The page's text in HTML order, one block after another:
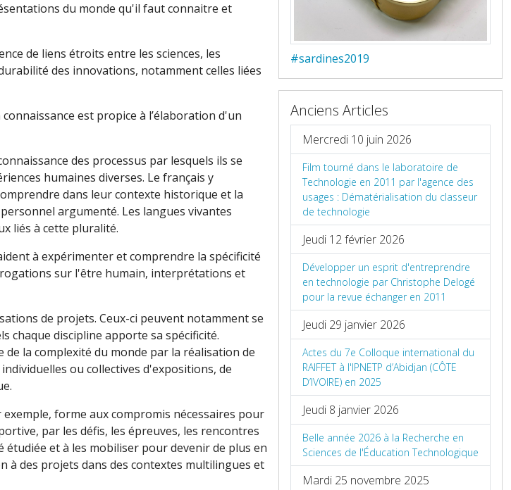
du monde qu'il faut connaitre et
de liens étroits entre les sciences, les
des innovations, notamment celles liées
est propice à l’élaboration d'un
des processus par lesquels ils se
humaines diverses. Le français y
dans leur contexte historique et la
argumenté. Les langues vivantes
liés à cette pluralité.
à expérimenter et comprendre la spécificité
sur l'être humain, interprétations et
de projets. Ceux-ci peuvent notamment se
chaque discipline apporte sa spécificité.
la complexité du monde par la réalisation de
ou collectives d'expositions, de
forme aux compromis nécessaires pour
par les défis, les épreuves, les rencontres
et à les mobiliser pour devenir de plus en
à des projets dans des contextes multilingues et
#sardines2019
Anciens Articles
Mercredi 10 juin 2026
Film tourné dans le laboratoire de
Technologie en 2011 par l'agence des
usages : Dématérialisation du classeur
de technologie
Jeudi 12 février 2026
Développer un esprit d'entreprendre
en technologie par Christophe Delogé
pour la revue échanger en 2011
Jeudi 29 janvier 2026
Actes du 7e Colloque international du
RAIFFET à l'IPNETP d’Abidjan (CÔTE
D’IVOIRE) en 2025
Jeudi 8 janvier 2026
Belle année 2026 à la Recherche en
Sciences de l'Éducation Technologique
Mardi 25 novembre 2025